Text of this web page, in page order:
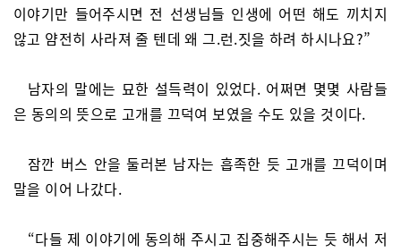
이야기만 들어주시면 전 선생님들 인생에 어떤 해도 끼치지
않고 얌전히 사라져 줄 텐데 왜 그.런.짓을 하려 하시나요?”
남자의 말에는 묘한 설득력이 있었다. 어쩌면 몇몇 사람들
은 동의의 뜻으로 고개를 끄덕여 보였을 수도 있을 것이다.
잠깐 버스 안을 둘러본 남자는 흡족한 듯 고개를 끄덕이며
말을 이어 나갔다.
“다들 제 이야기에 동의해 주시고 집중해주시는 듯 해서 저